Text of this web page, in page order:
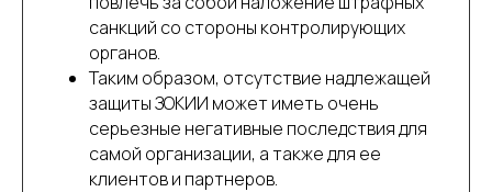
санкций со стороны контролирующих
органов.
Таким образом, отсутствие надлежащей
защиты ЗОКИИ может иметь очень
серьезные негативные последствия для
самой организации, а также для ее
клиентов и партнеров.